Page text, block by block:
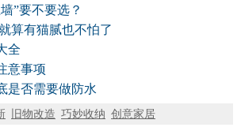
”要不要选？
算有猫腻也不怕了
全
意事项
是否需要做防水
旧物改造 巧妙收纳 创意家居